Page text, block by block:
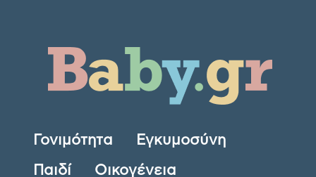
Γονιμότητα Εγκυμοσύνη
Παιδί Οικογένεια